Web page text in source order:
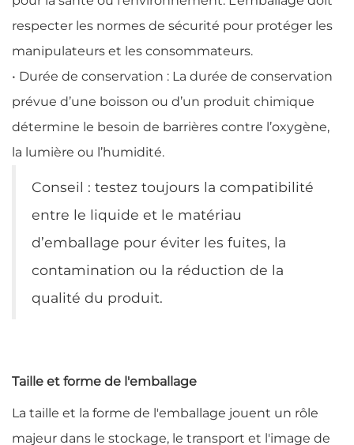
respecter les normes de sécurité pour protéger les
manipulateurs et les consommateurs.
• Durée de conservation : La durée de conservation
prévue d’une boisson ou d’un produit chimique
détermine le besoin de barrières contre l’oxygène,
la lumière ou l’humidité.
Conseil : testez toujours la compatibilité
entre le liquide et le matériau
d’emballage pour éviter les fuites, la
contamination ou la réduction de la
qualité du produit.
Taille et forme de l'emballage
La taille et la forme de l'emballage jouent un rôle
majeur dans le stockage, le transport et l'image de